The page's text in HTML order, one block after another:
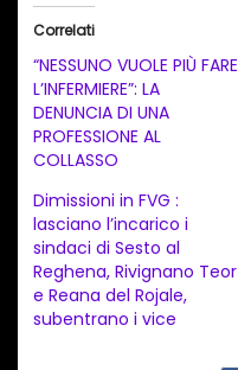
a
m
e
t
o
i
n
Correlati
“NESSUNO VUOLE PIÙ FARE
L’INFERMIERE”: LA
DENUNCIA DI UNA
PROFESSIONE AL
COLLASSO
Dimissioni in FVG :
lasciano l’incarico i
sindaci di Sesto al
Reghena, Rivignano Teor
e Reana del Rojale,
subentrano i vice